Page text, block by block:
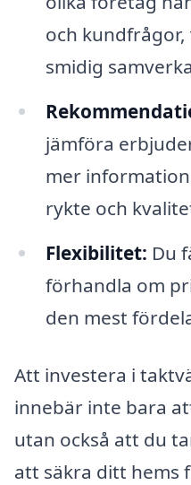
och
smidig
jämföra
mer
rykte och
Flexibilitet: Du
förhandla om
den mest
Att investera i
innebär inte bara
utan också att du
att säkra ditt hems